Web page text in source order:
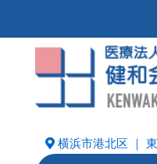
横浜市港北区 ｜